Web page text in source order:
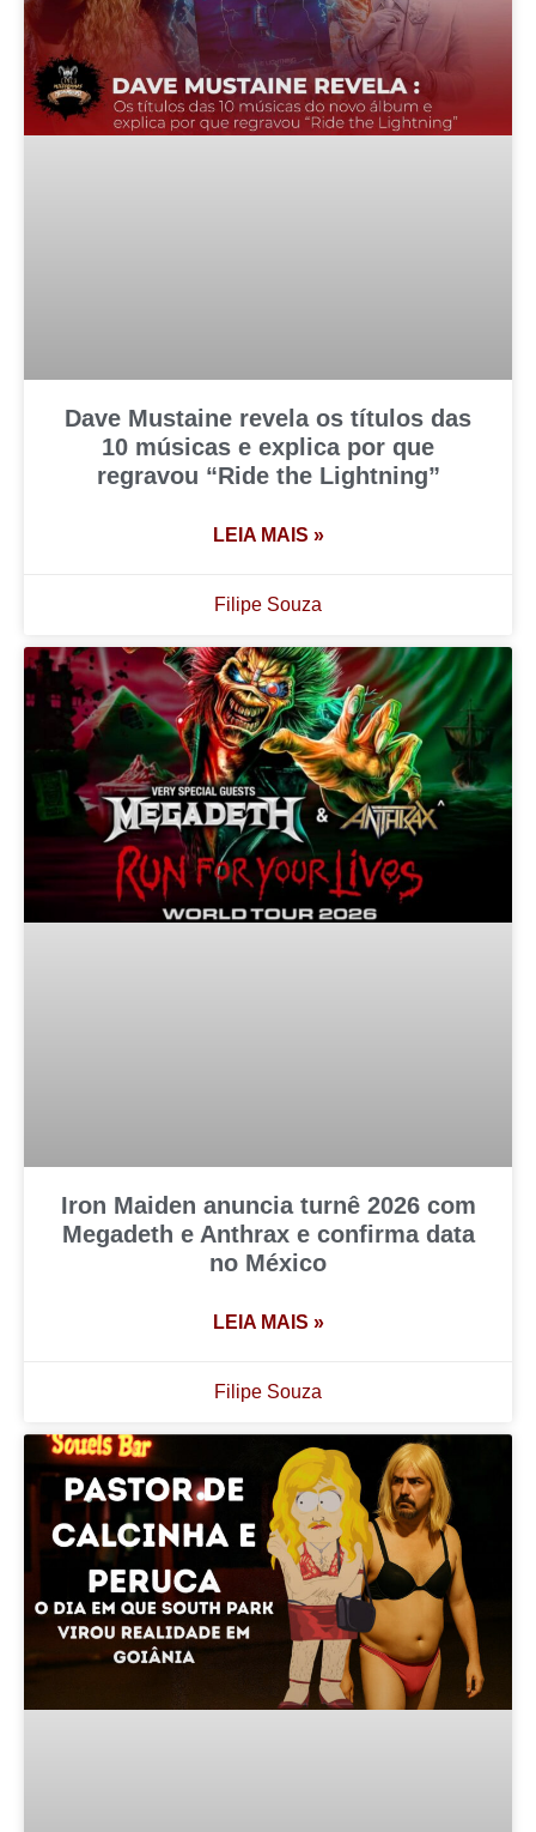
Dave Mustaine revela os títulos das
10 músicas e explica por que
regravou “Ride the Lightning”
LEIA MAIS »
Filipe Souza
Iron Maiden anuncia turnê 2026 com
Megadeth e Anthrax e confirma data
no México
LEIA MAIS »
Filipe Souza